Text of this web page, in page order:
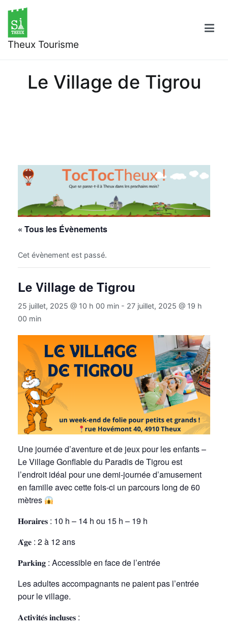
contenu
Theux Tourisme
Le Village de Tigrou
« Tous les Évènements
Cet évènement est passé.
Le Village de Tigrou
25 juillet, 2025 @ 10 h 00 min - 27 juillet, 2025 @ 19 h
00 min
Une journée d’aventure et de jeux pour les enfants –
Le Village Gonflable du Paradis de Tigrou est
l’endroit idéal pour une demi-journée d’amusement
en famille avec cette fois-ci un parcours long de 60
mètres
𝐇𝐨𝐫𝐚𝐢𝐫𝐞𝐬 : 10 h – 14 h ou 15 h – 19 h
𝐀̂𝐠𝐞 : 2 à 12 ans
𝐏𝐚𝐫𝐤𝐢𝐧𝐠 : Accessible en face de l’entrée
Les adultes accompagnants ne paient pas l’entrée
pour le village.
𝐀𝐜𝐭𝐢𝐯𝐢𝐭𝐞́𝐬 𝐢𝐧𝐜𝐥𝐮𝐬𝐞𝐬 :